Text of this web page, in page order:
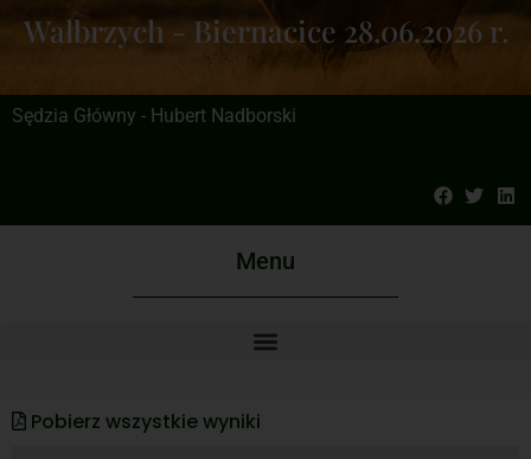
Wałbrzych - Biernacice 28.06.2026 r.
Sędzia Główny - Hubert Nadborski
Menu
Pobierz wszystkie wyniki